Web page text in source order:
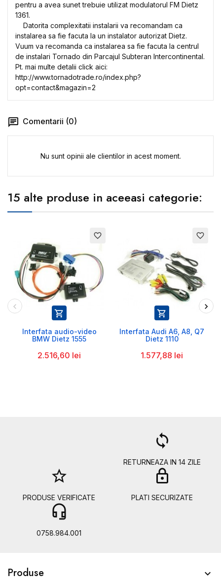
pentru a avea sunet trebuie utilizat modulatorul FM Dietz
1361.
Datorita complexitatii instalarii va recomandam ca
instalarea sa fie facuta la un instalator autorizat Dietz.
Vuum va recomanda ca instalarea sa fie facuta la centrul
de instalari Tornado din Parcajul Subteran Intercontinental.
Pt. mai multe detalii click aici:
http://www.tornadotrade.ro/index.php?
opt=contact&magazin=2
Comentarii (0)
Nu sunt opinii ale clientilor in acest moment.
15 alte produse in aceeasi categorie:
favorite_border

Interfata audio-video
BMW Dietz 1555
2.516,60 lei
favorite_border

Interfata Audi A6, A8, Q7
Dietz 1110
1.577,88 lei
loop
RETURNEAZA IN 14 ZILE
star_border
PRODUSE VERIFICATE
lock
PLATI SECURIZATE
headset_mic
0758.984.001
Produse 